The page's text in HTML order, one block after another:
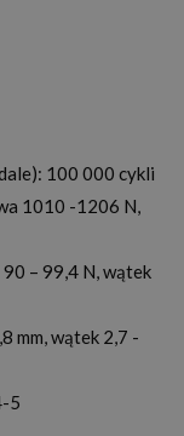
100 000 cykli
1010 -1206 N,
– 99,4 N, wątek
mm, wątek 2,7 -
5